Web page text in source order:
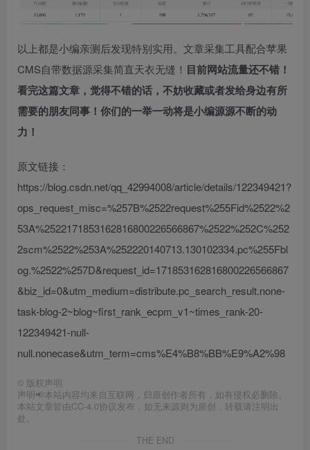
以上都是小编亲测后发现特别实用。文章采集工具配合苹果
CMS自带数据源采集简直天衣无缝！ 目前网站流量还不错！
看完这篇文章，觉得不错的话，不妨收藏或者发给身边有所
需要的朋友同事！你们的一举一动将是小编源源不断的动
力！
原文链接：
https://blog.csdn.net/qq_42994008/article/details/122349421?
ops_request_misc=%257B%2522request%255Fid%2522%2
53A%2522171853162816800226566867%2522%252C%252
2scm%2522%253A%252220140713.130102334.pc%255Fbl
og.%2522%257D&request_id=171853162816800226566867
&biz_id=0&utm_medium=distribute.pc_search_result.none-
task-blog-2~blog~first_rank_ecpm_v1~times_rank-20-
122349421-null-
null.nonecase&utm_term=cms%E4%B8%BB%E9%A2%98
© 版权声明
声明📢本站内容均来自互联网，归原创作者所有，如有侵权必删除。
本站文章皆由CC-4.0协议发布，如无来源则为原创，转载请注明出
处。
THE END